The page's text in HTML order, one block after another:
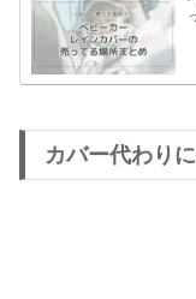
カバー代わり